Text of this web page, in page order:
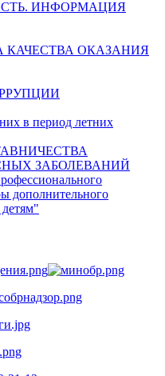
ИНФОРМАЦИЯ
ОКАЗАНИЯ
в период летних
ЗАБОЛЕВАНИЙ
дополнительного